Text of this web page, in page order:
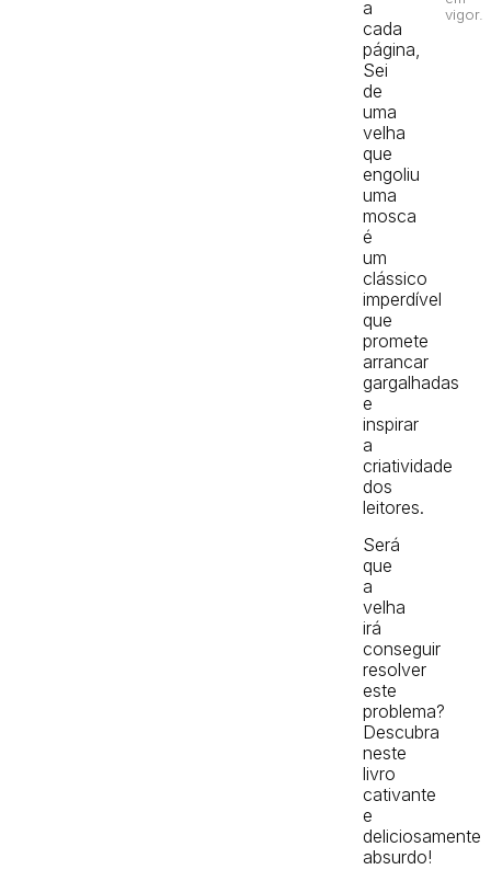
a
cada
página,
Sei
de
uma
velha
que
engoliu
uma
mosca
é
um
clássico
imperdível
que
promete
arrancar
gargalhadas
e
inspirar
a
criatividade
dos
leitores.
Será
que
a
velha
irá
conseguir
resolver
este
problema?
Descubra
neste
livro
cativante
e
deliciosamente
absurdo!
vigor.